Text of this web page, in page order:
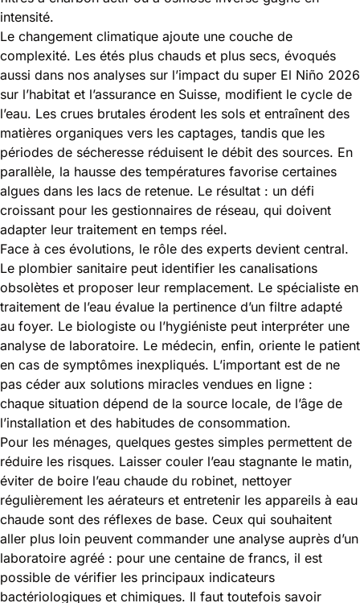
intensité.
Le changement climatique ajoute une couche de
complexité. Les étés plus chauds et plus secs, évoqués
aussi dans nos analyses sur l’impact du super El Niño 2026
sur l’habitat et l’assurance en Suisse, modifient le cycle de
l’eau. Les crues brutales érodent les sols et entraînent des
matières organiques vers les captages, tandis que les
périodes de sécheresse réduisent le débit des sources. En
parallèle, la hausse des températures favorise certaines
algues dans les lacs de retenue. Le résultat : un défi
croissant pour les gestionnaires de réseau, qui doivent
adapter leur traitement en temps réel.
Face à ces évolutions, le rôle des experts devient central.
Le plombier sanitaire peut identifier les canalisations
obsolètes et proposer leur remplacement. Le spécialiste en
traitement de l’eau évalue la pertinence d’un filtre adapté
au foyer. Le biologiste ou l’hygiéniste peut interpréter une
analyse de laboratoire. Le médecin, enfin, oriente le patient
en cas de symptômes inexpliqués. L’important est de ne
pas céder aux solutions miracles vendues en ligne :
chaque situation dépend de la source locale, de l’âge de
l’installation et des habitudes de consommation.
Pour les ménages, quelques gestes simples permettent de
réduire les risques. Laisser couler l’eau stagnante le matin,
éviter de boire l’eau chaude du robinet, nettoyer
régulièrement les aérateurs et entretenir les appareils à eau
chaude sont des réflexes de base. Ceux qui souhaitent
aller plus loin peuvent commander une analyse auprès d’un
laboratoire agréé : pour une centaine de francs, il est
possible de vérifier les principaux indicateurs
bactériologiques et chimiques. Il faut toutefois savoir